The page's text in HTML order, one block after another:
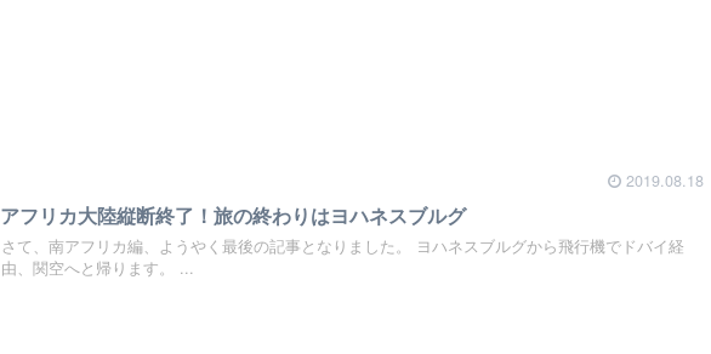
2019.08.18
アフリカ大陸縦断終了！旅の終わりはヨハネスブルグ
さて、南アフリカ編、ようやく最後の記事となりました。 ヨハネスブルグから飛行機でドバイ経
由、関空へと帰ります。 ...